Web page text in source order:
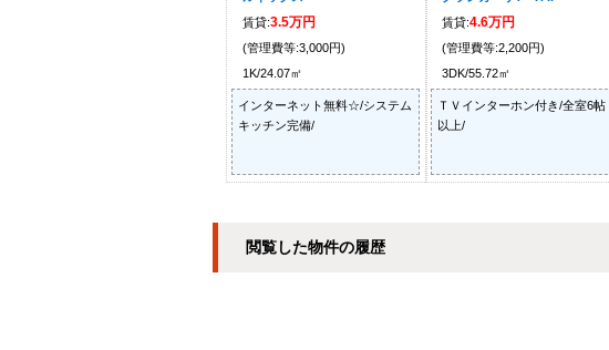
賃貸:3.5万円
(管理費等:3,000円)
1K/24.07㎡
インターネット無料☆/システム
キッチン完備/
賃貸:4.6万円
(管理費等:2,200円)
3DK/55.72㎡
ＴＶインターホン付き/全室6帖
以上/
閲覧した物件の履歴